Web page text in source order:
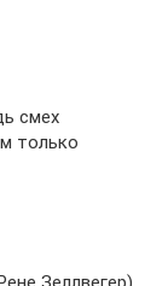
смех
только